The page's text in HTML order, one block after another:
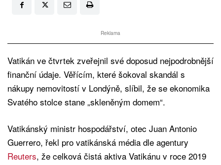
Reklama
Vatikán ve čtvrtek zveřejnil své doposud nejpodrobnější
finanční údaje. Věřícím, které šokoval skandál s
nákupy nemovitostí v Londýně, slíbil, že se ekonomika
Svatého stolce stane „skleněným domem“.
Vatikánský ministr hospodářství, otec Juan Antonio
Guerrero, řekl pro vatikánská média dle agentury
Reuters, že celková čistá aktiva Vatikánu v roce 2019